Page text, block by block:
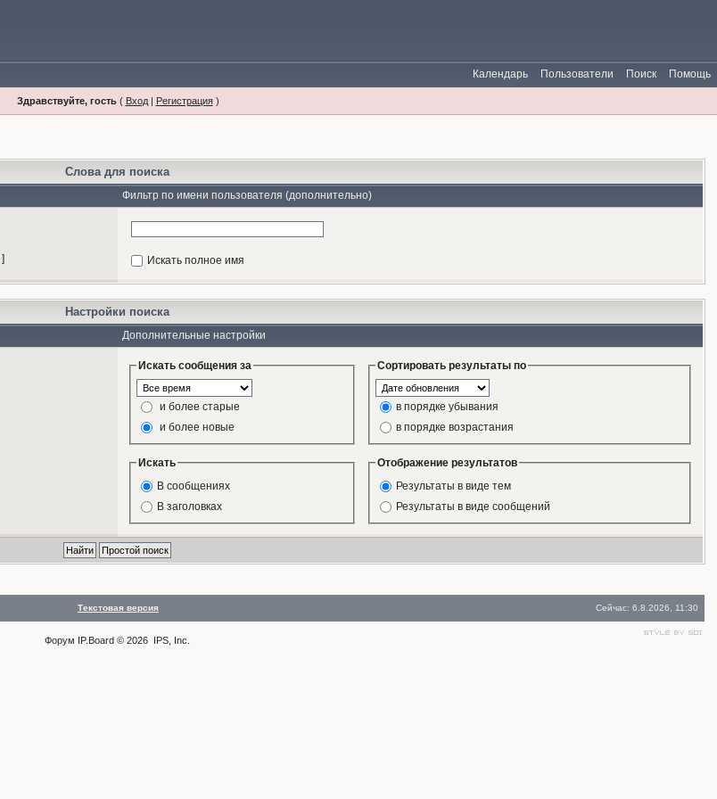
Помощь
Поиск
Пользователи
Календарь
Здравствуйте, гость( Вход| Регистрация)
Слова для поиска
Фильтр по имени пользователя (дополнительно)
] Искать полное имя
Настройки поиска
Дополнительные настройки
Искать сообщения за
и более старые
и более новые
Сортировать результаты по
в порядке убывания
в порядке возрастания
Искать
В сообщениях
В заголовках
Отображение результатов
Результаты в виде тем
Результаты в виде сообщений
Текстовая версия Сейчас: 6.8.2026, 11:30
Форум IP.Board © 2026 IPS, Inc